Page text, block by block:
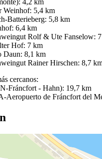
4,2 km
Weinhof: 5,4 km
Batterieberg: 5,8 km
6,4 km
Rolf & Ute Fanselow:
Hof: 7 km
Daun: 8,1 km
Rainer Hirschen: 8,7
cercanos:
Fráncfort - Hahn): 19,7 km
Aeropuerto de Fráncfort del